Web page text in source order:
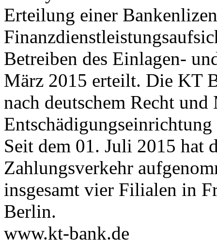
Erteilung einer
Betreiben des Einlagen-
März 2015 erteilt. Die KT
nach deutschem Recht
Seit dem 01. Juli 2015 hat
Zahlungsverkehr
insgesamt vier Filialen in
Berlin.
www.kt-bank.de